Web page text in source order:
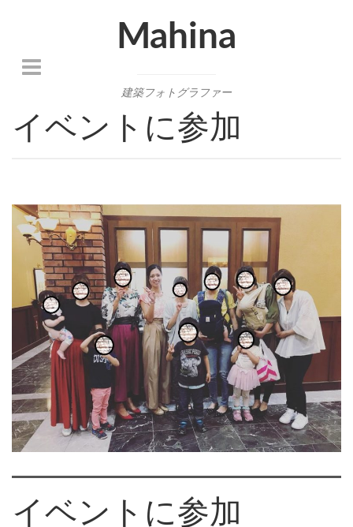
Mahina
建築フォトグラファー
イベントに参加
イベントに参加